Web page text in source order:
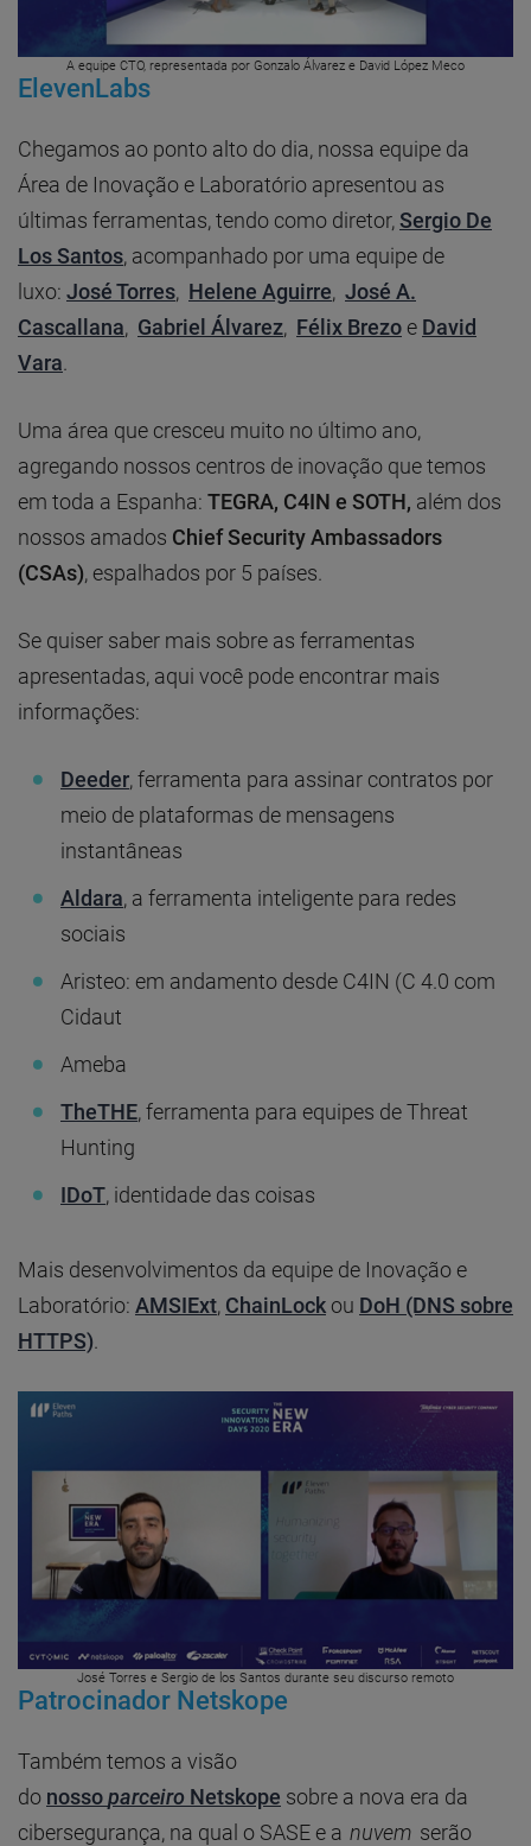
A equipe CTO, representada por Gonzalo Álvarez e David López Meco
ElevenLabs
Chegamos ao ponto alto do dia, nossa equipe da
Área de Inovação e Laboratório apresentou as
últimas ferramentas, tendo como diretor,Sergio De
Los Santos, acompanhado por uma equipe de
luxo: José Torres, Helene Aguirre, José A.
Cascallana, Gabriel Álvarez, Félix Brezo e David
Vara
Uma área que cresceu muito no último ano,
agregando nossos centros de inovação que temos
em toda a Espanha: TEGRA, C4IN e SOTH, além dos
nossos amados Chief Security Ambassadors
(CSAs), espalhados por 5 países.
Se quiser saber mais sobre as ferramentas
apresentadas, aqui você pode encontrar mais
informações:
Deeder, ferramenta para assinar contratos por
meio de plataformas de mensagens
instantâneas
Aldara, a ferramenta inteligente para redes
sociais
Aristeo: em andamento desde C4IN (C 4.0 com
Cidaut
Ameba
TheTHE, ferramenta para equipes de Threat
Hunting
IDoT, identidade das coisas
Mais desenvolvimentos da equipe de Inovação e
Laboratório: AMSIExt, ChainLock ou DoH (DNS sobre
HTTPS)
José Torres e Sergio de los Santos durante seu discurso remoto
Patrocinador Netskope
Também temos a visão
do nossoparceiro Netskope sobre a nova era da
cibersegurança, na qual o SASE e a nuvem serão